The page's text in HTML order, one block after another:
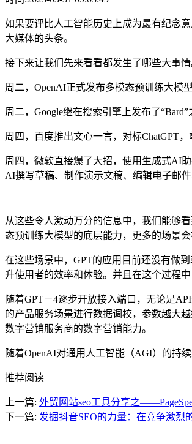
如果要评比人工智能历史上成为最有纪念
大媒体的头条。
接下来让我们先来看看都发生了哪些大事情
周二，OpenAI正式发布多模态预训练大模
周二，Google继在搜索引擎上发布了“Bard”
周四，百度推出文心一言，对标ChatGPT
周四，微软直接爆了大招，使用生成式AI助
AI撰写草稿、制作演示文稿、编辑电子邮
从这些令人激动万分的信息中，我们能够
态预训练大模型的底层能力，更多的场景会
在这些场景中，GPT的应用目前还没有做
升使用者的效率和体验。并且在这个过程
随着GPT－4逐步开放接入端口，无论是
的产品服务场景进行数据调校，参数越大
数字营销服务商的数字营销能力。
随着OpenAI对通用人工智能（AGI）的持
推荐阅读
上一篇: 外贸网站seo工具分享之
下一篇: 发掘抖音SEO的力量：在竞争激烈